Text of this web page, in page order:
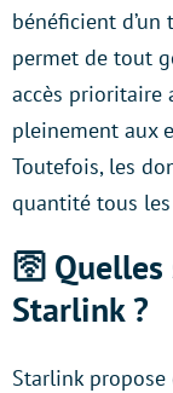
bénéficient
permet de tout
accès prioritaire
pleinement aux
Toutefois, les
quantité tous
🛜
Starlink ?
Starlink